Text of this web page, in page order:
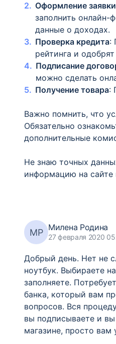
Оформление заявки
заполнить онлайн-
данные о доходах.
Проверка кредита:
рейтинга и
Подписание
можно сделать
Получение товара:
Важно помнить, что
Обязательно
дополнительные
Не знаю точных
информацию на сайте
МР Милена Родина
27 февраля 2020
Добрый день. Нет не
ноутбук. Выбираете
заполняете.
банка, который вам
вопросов. Вся
вы подписываете и
магазине, просто